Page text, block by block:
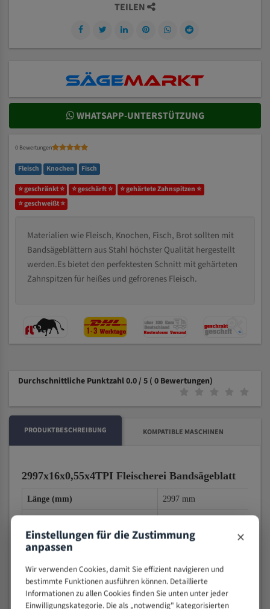
TEILEN
WHATSAPP-UNTERSTÜTZUNG
0 Bewertungen
Fleisch Knochen
Fisch
⭐ geschränkt ⭐
⭐ geschärft ⭐
⭐ gehärtete Zahnspitzen ⭐
⭐ geschweißt ⭐
Materialien wie Fleisch, Knochen, Fisch, Brot sollten mit
Bandsägeblättern aus Stahl höchster Qualität hergestellt
werden.Es bietet den perfektesten Schnitt mit gehärteten
Zahnspitzen für heißes und gefrorenes Fleisch.
Durchschnittliche Punktzahl 0.0 / 5 ( 0 Bewertungen)
PRODUKTBESCHREIBUNG KOMPATIBLE MASCHINEN
2997x16x0,55x4TPI Fleischerei Bandsägeblatt
Länge (mm) 2997 mm
Stärken undZah nteilung 0,55x4TPI
Qualität Die Spitzen der Zähne sind
Material Für Fisch, heiße oder
Einstellungen für die Zustimmung
anpassen ×
Wir verwenden Cookies, damit Sie effizient navigieren und
bestimmte Funktionen ausführen können. Detaillierte
Informationen zu allen Cookies finden Sie unten unter jeder
Einwilligungskategorie. Die als „notwendig" kategorisierten